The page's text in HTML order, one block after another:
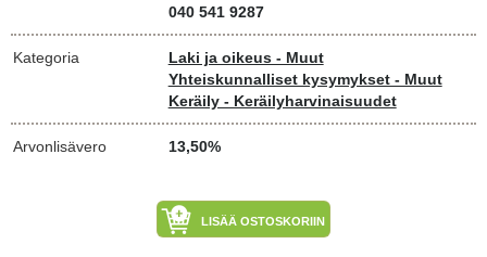
040 541 9287
Kategoria
Laki ja oikeus - Muut
Yhteiskunnalliset kysymykset - Muut
Keräily - Keräilyharvinaisuudet
Arvonlisävero 13,50%
LISÄÄ OSTOSKORIIN